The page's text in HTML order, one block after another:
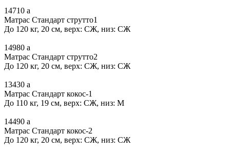
14710 a
Матрас Стандарт струтто1
До 120 кг, 20 см, верх: СЖ, низ: СЖ
14980 a
Матрас Стандарт струтто2
До 120 кг, 20 см, верх: СЖ, низ: СЖ
13430 a
Матрас Стандарт кокос-1
До 110 кг, 19 см, верх: СЖ, низ: М
14490 a
Матрас Стандарт кокос-2
До 120 кг, 20 см, верх: СЖ, низ: СЖ